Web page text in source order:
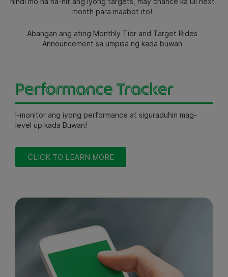
month para maabot ito!
Abangan ang ating Monthly Tier and Target Rides
Announcement sa umpisa ng kada buwan
Performance Tracker
I-monitor ang iyong performance at siguraduhin mag-
level up kada Buwan!
CLICK TO LEARN MORE